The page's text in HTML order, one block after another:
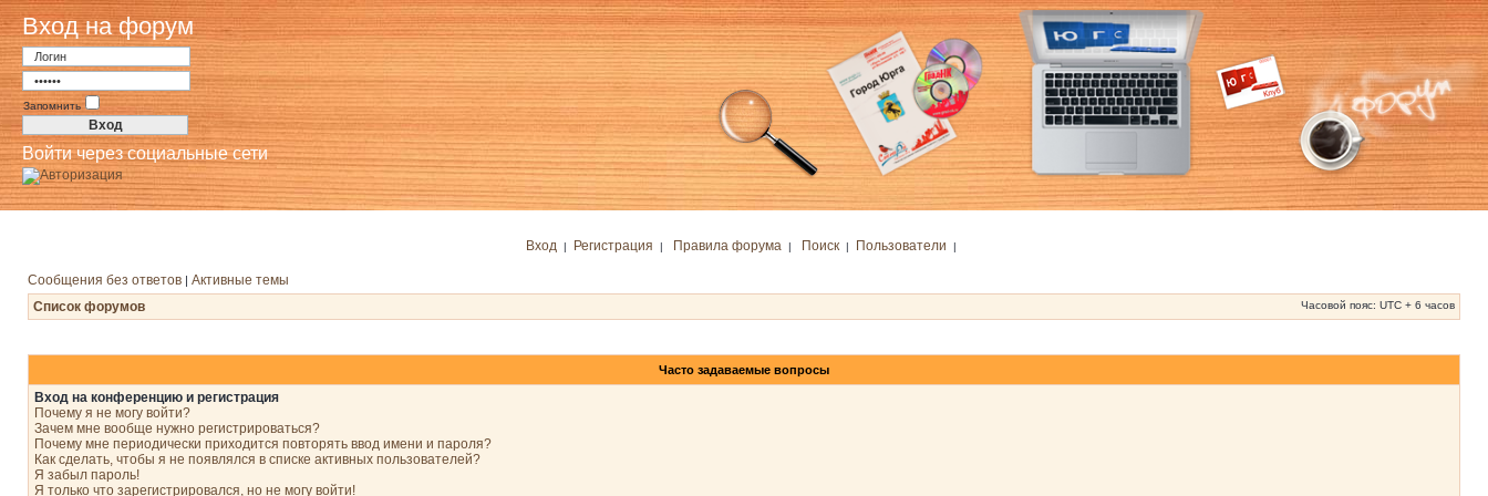
Вход на форум
Запомнить
Войти через социальные сети
Вход | Регистрация | Правила форума | Поиск| Пользователи |
Сообщения без ответов | Активные темы
Список форумов
Часовой пояс: UTC + 6 часов
Часто задаваемые вопросы
Вход на конференцию и регистрация
Почему я не могу войти?
Зачем мне вообще нужно регистрироваться?
Почему мне периодически приходится повторять ввод имени и пароля?
Как сделать, чтобы я не появлялся в списке активных пользователей?
Я забыл пароль!
Я только что зарегистрировался, но не могу войти!